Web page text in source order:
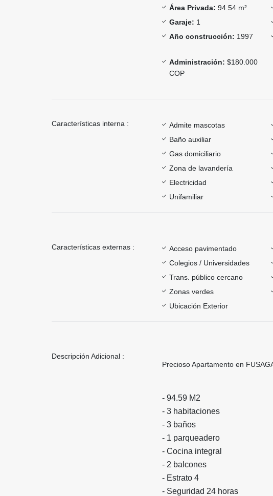
Área Privada: 94.54 m²
Garaje: 1
Año construcción: 1997
Administración: $180.000
COP
Características interna : Admite mascotas
Baño auxiliar
Gas domiciliario
Zona de lavandería
Electricidad
Unifamiliar
Características externas : Acceso pavimentado
Colegios / Universidades
Trans. público cercano
Zonas verdes
Ubicación Exterior
Descripción Adicional :
Precioso Apartamento en
- 94.59 M2
- 3 habitaciones
- 3 baños
- 1 parqueadero
- Cocina integral
- 2 balcones
- Estrato 4
- Seguridad 24 horas